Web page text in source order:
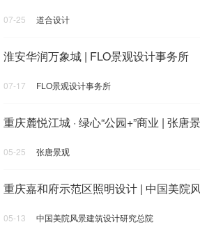
07-25 道合设计
淮安华润万象城 | FLO景观设计事务所
07-17 FLO景观设计事务所
重庆麓悦江城 · 绿心“公园+”商业 | 张唐
05-25 张唐景观
重庆嘉和府示范区照明设计 | 中国美院
05-13 中国美院风景建筑设计研究总院